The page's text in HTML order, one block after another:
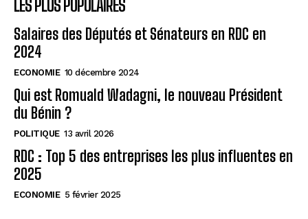
LES PLUS POPULAIRES
Salaires des Députés et Sénateurs en RDC en
2024
ECONOMIE 10 décembre 2024
Qui est Romuald Wadagni, le nouveau Président
du Bénin ?
POLITIQUE 13 avril 2026
RDC : Top 5 des entreprises les plus influentes en
2025
ECONOMIE 5 février 2025